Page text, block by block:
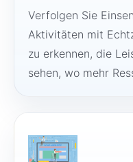
Verfolgen Sie
Aktivitäten mit
zu erkennen, die
sehen, wo mehr